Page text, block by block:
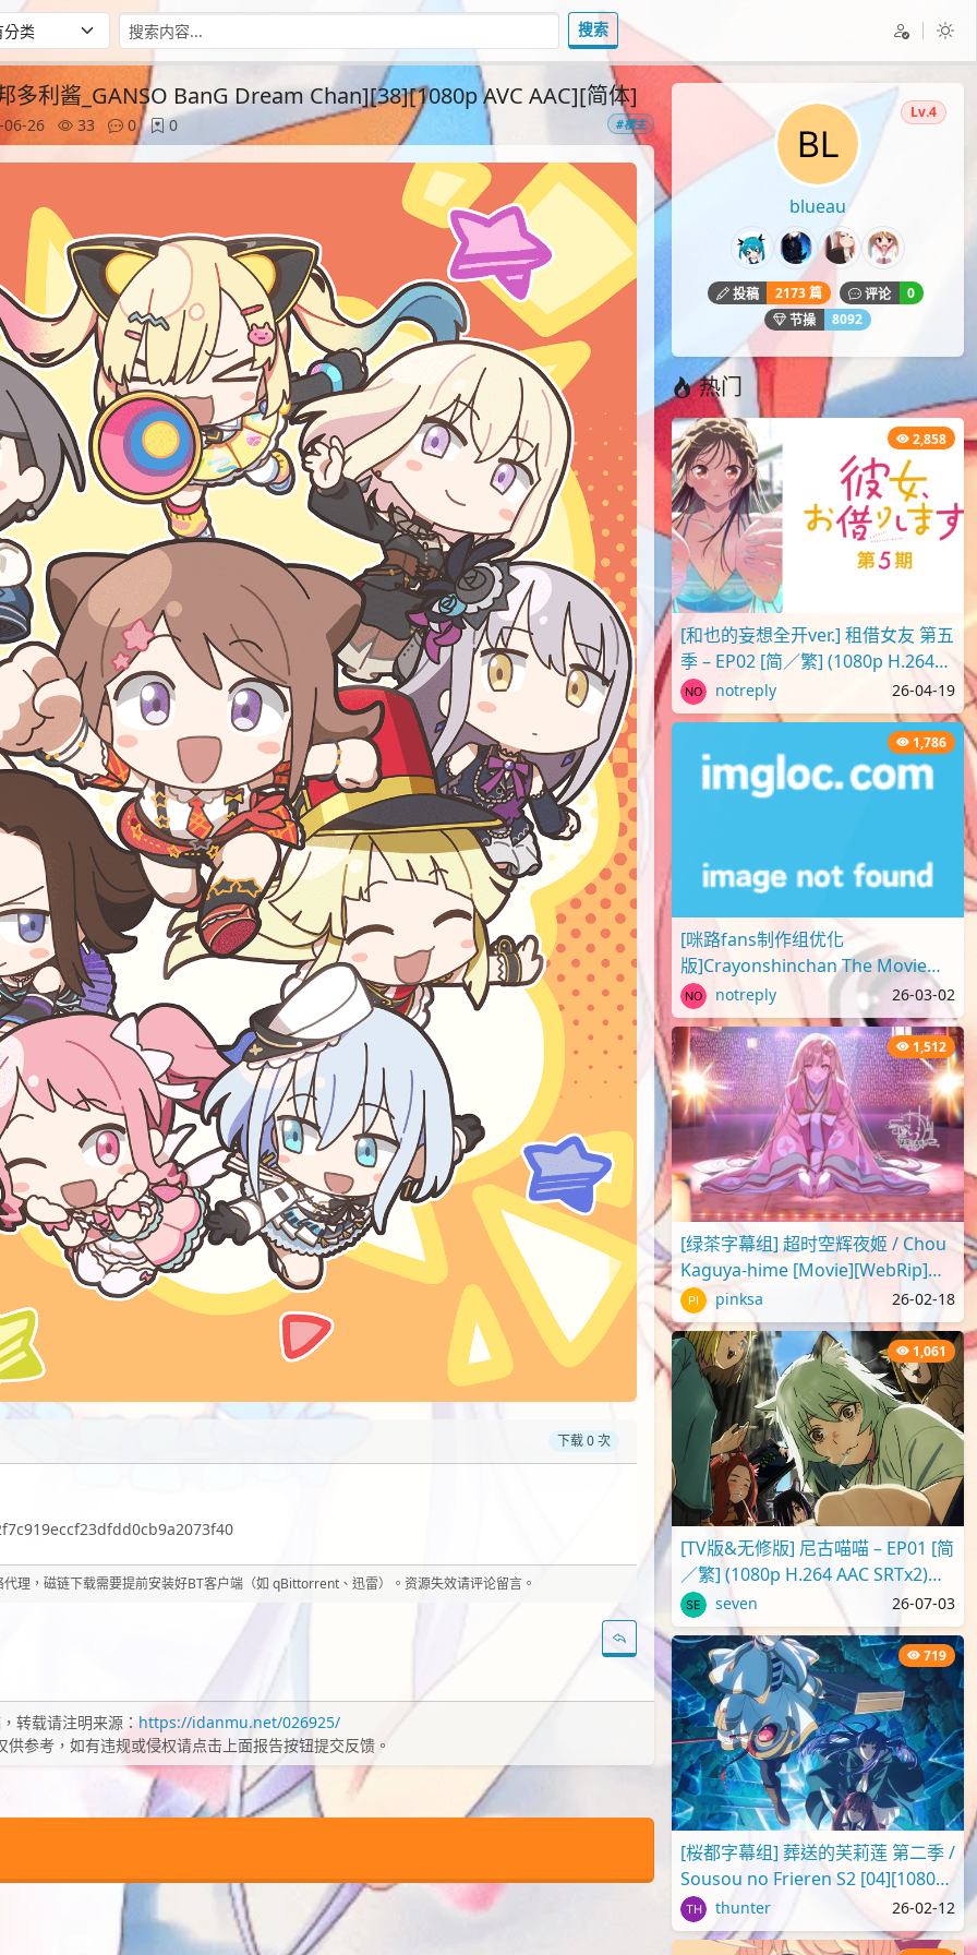
搜索
多利酱_GANSO BanG Dream Chan][38][1080p AVC AAC][简体]
26 33 0 0 #楼主
下载 0 次
理，磁链下载需要提前安装好BT客户端（如 qBittorrent、迅雷）。资源失效请评论留言。
转载请注明来源： https://idanmu.net/026925/
参考，如有违规或侵权请点击上面报告按钮提交反馈。
blueau
Lv.4
投稿 2173 篇 评论
0
节操
8092
热门
2,858
[和也的妄想全开ver.] 租借女友 第五
季 – EP02 [简／繁] (1080p H.264
AAC SRTx2) {出租女友 | 彼..
notreply 26-04-19
1,786
[咪路fans制作组优化
版]Crayonshinchan The Movie
2025 蜡笔小新剧场版2025 超华
丽！灼热的春日部舞者们[..
notreply 26-03-02
1,512
[绿茶字幕组] 超时空辉夜姬 / Chou
Kaguya-hime [Movie][WebRip]
[1080p][简繁日内封]
pinksa 26-02-18
1,061
[TV版&无修版] 尼古喵喵 – EP01 [简
／繁] (1080p H.264 AAC SRTx2)
{Yani Neko | ヤニねこ | C..
seven 26-07-03
719
[桜都字幕组] 葬送的芙莉莲 第二季 /
Sousou no Frieren S2 [04][1080p]
[繁体内嵌]
thunter 26-02-12